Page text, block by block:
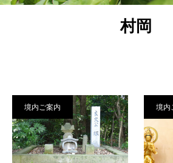
村岡
境内ご案内 境内